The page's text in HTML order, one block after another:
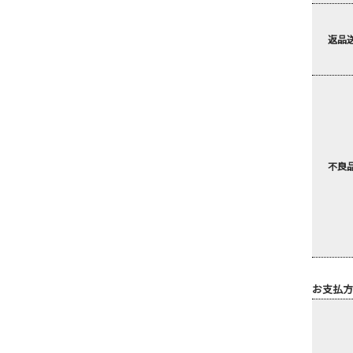
返品
不良
お支払